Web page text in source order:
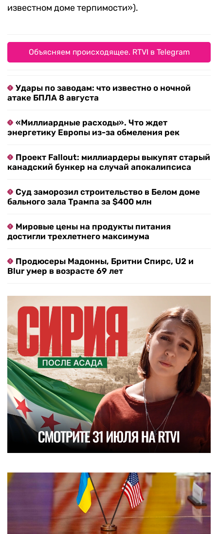
известном доме терпимости»).
Объясняем происходящее. RTVI в Telegram
Удары по заводам: что известно о ночной
атаке БПЛА 8 августа
«Миллиардные расходы». Что ждет
энергетику Европы из-за обмеления рек
Проект Fallout: миллиардеры выкупят старый
канадский бункер на случай апокалипсиса
Суд заморозил строительство в Белом доме
бального зала Трампа за $400 млн
Мировые цены на продукты питания
достигли трехлетнего максимума
Продюсеры Мадонны, Бритни Спирс, U2 и
Blur умер в возрасте 69 лет